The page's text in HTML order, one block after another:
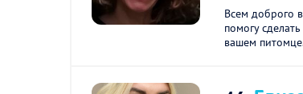
Всем доброго
помогу
вашем